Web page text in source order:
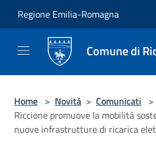
Regione Emilia-Romagna
Comune di
Home > Novità > Comunicati >
Riccione promuove la mobilità
nuove infrastrutture di ricarica